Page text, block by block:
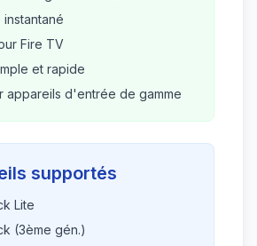
Fire TV
et rapide
appareils d'entrée de gamme
supportés
Lite
(3ème gén.)